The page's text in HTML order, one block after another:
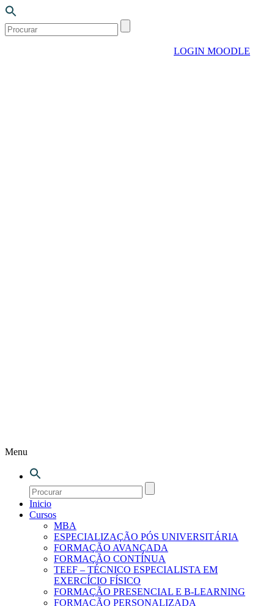
LOGIN MOODLE
Menu
Inicio
Cursos
MBA
ESPECIALIZAÇÃO PÓS UNIVERSITÁRIA
FORMAÇÃO AVANÇADA
FORMAÇÃO CONTÍNUA
TEEF – TÉCNICO ESPECIALISTA EM
EXERCÍCIO FÍSICO
FORMAÇÃO PRESENCIAL E B-LEARNING
FORMAÇÃO PERSONALIZADA